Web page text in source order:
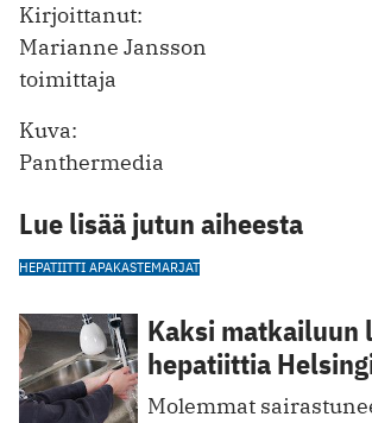
Kirjoittanut:
Marianne Jansson
toimittaja
Kuva:
Panthermedia
Lue lisää jutun aiheesta
HEPATIITTI APAKASTEMARJAT
Kaksi matkailuun
hepatiittia
Molemmat